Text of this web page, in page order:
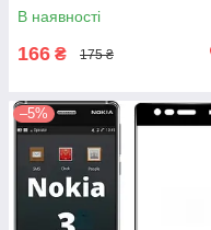
В наявності
166 ₴ 175 ₴
–5%